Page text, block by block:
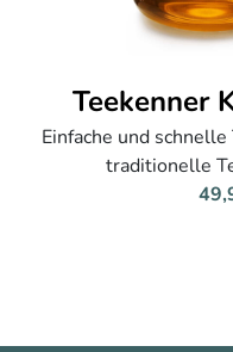
Teekenner
Einfache und
traditionelle